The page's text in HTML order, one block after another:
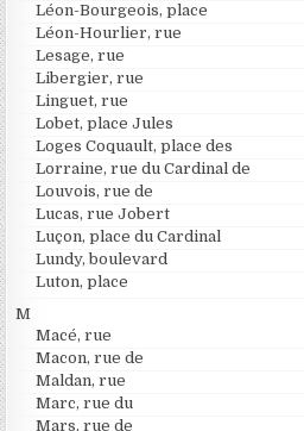
Léon-Bourgeois, place
Léon-Hourlier, rue
Lesage, rue
Libergier, rue
Linguet, rue
Lobet, place Jules
Loges Coquault, place des
Lorraine, rue du Cardinal de
Louvois, rue de
Lucas, rue Jobert
Luçon, place du Cardinal
Lundy, boulevard
Luton, place
M
Macé, rue
Macon, rue de
Maldan, rue
Marc, rue du
Mars, rue de